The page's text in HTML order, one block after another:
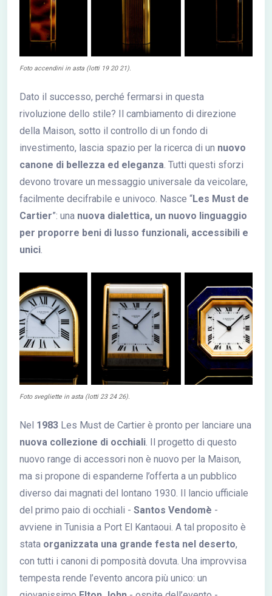
Foto accendini in asta (lotti 19 20 21).
Dato il successo, perché fermarsi in questa
rivoluzione dello stile? Il cambiamento di direzione
della Maison, sotto il controllo di un fondo di
investimento, lascia spazio per la ricerca di un nuovo
canone di bellezza ed eleganza. Tutti questi sforzi
devono trovare un messaggio universale da veicolare,
facilmente decifrabile e univoco. Nasce “Les Must de
Cartier”: una nuova dialettica, un nuovo linguaggio
per proporre beni di lusso funzionali, accessibili e
unici.
Foto svegliette in asta (lotti 23 24 26).
Nel 1983 Les Must de Cartier è pronto per lanciare una
nuova collezione di occhiali . Il progetto di questo
nuovo range di accessori non è nuovo per la Maison,
ma si propone di espanderne l’offerta a un pubblico
diverso dai magnati del lontano 1930. Il lancio ufficiale
del primo paio di occhiali - Santos Vendomè -
avviene in Tunisia a Port El Kantaoui. A tal proposito è
stata organizzata una grande festa nel deserto,
con tutti i canoni di pomposità dovuta. Una improvvisa
tempesta rende l’evento ancora più unico: un